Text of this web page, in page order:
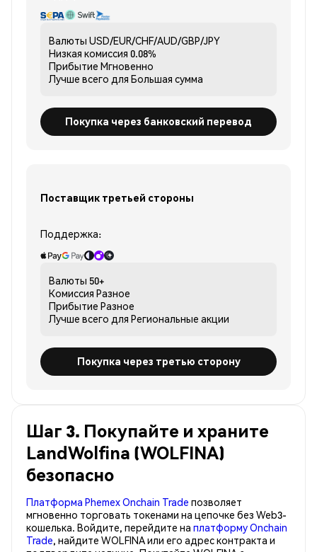
Валюты USD/EUR/CHF/AUD/GBP/JPY
Низкая комиссия 0.08%
Прибытие Мгновенно
Лучше всего для Большая сумма
Покупка через банковский перевод
Поставщик третьей стороны
Поддержка:
Валюты 50+
Комиссия Разное
Прибытие Разное
Лучше всего для Региональные акции
Покупка через третью сторону
Шаг 3. Покупайте и храните
LandWolfina (WOLFINA)
безопасно
Платформа Phemex Onchain Trade позволяет
мгновенно торговать токенами на цепочке без Web3-
кошелька. Войдите, перейдите на платформу Onchain
Trade, найдите WOLFINA или его адрес контракта и